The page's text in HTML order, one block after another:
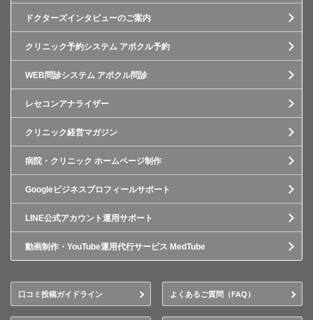
ドクターズインタビューのご案内
クリニック予約システム アポクル予約
WEB問診システム アポクル問診
レセコンアナライザー
クリニック経営マガジン
病院・クリニック ホームページ制作
Googleビジネスプロフィールサポート
LINE公式アカウント運用サポート
動画制作・YouTube運用代行サービス MedTube
口コミ投稿ガイドライン よくあるご質問（FAQ）